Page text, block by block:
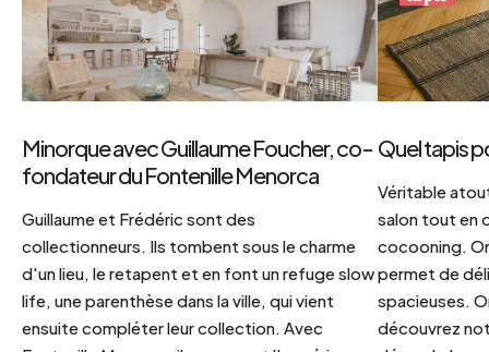
Minorque avec Guillaume Foucher, co-
fondateur du Fontenille Menorca
Guillaume et Frédéric sont des
collectionneurs. Ils tombent sous le charme
d'un lieu, le retapent et en font un refuge slow
life, une parenthèse dans la ville, qui vient
ensuite compléter leur collection. Avec
Quel tapis
Véritable
salon tout en
cocooning.
permet de
spacieuses.
découvrez